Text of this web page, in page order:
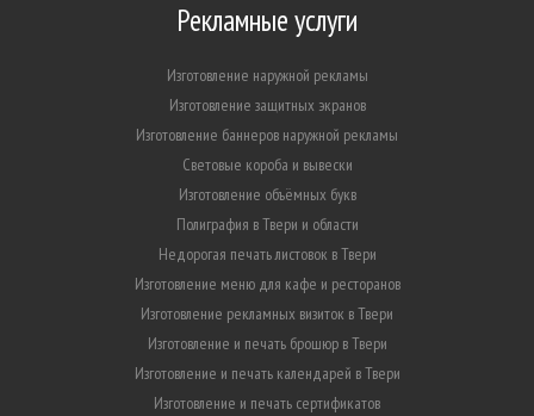
Рекламные услуги
Изготовление наружной рекламы
Изготовление защитных экранов
Изготовление баннеров наружной рекламы
Световые короба и вывески
Изготовление объёмных букв
Полиграфия в Твери и области
Недорогая печать листовок в Твери
Изготовление меню для кафе и ресторанов
Изготовление рекламных визиток в Твери
Изготовление и печать брошюр в Твери
Изготовление и печать календарей в Твери
Изготовление и печать сертификатов